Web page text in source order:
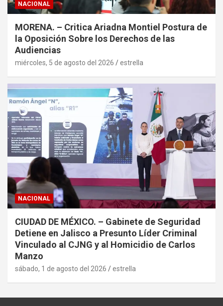
NACIONAL
MORENA. – Critica Ariadna Montiel Postura de
la Oposición Sobre los Derechos de las
Audiencias
miércoles, 5 de agosto del 2026 estrella
NACIONAL
CIUDAD DE MÉXICO. – Gabinete de Seguridad
Detiene en Jalisco a Presunto Líder Criminal
Vinculado al CJNG y al Homicidio de Carlos
Manzo
sábado, 1 de agosto del 2026 estrella